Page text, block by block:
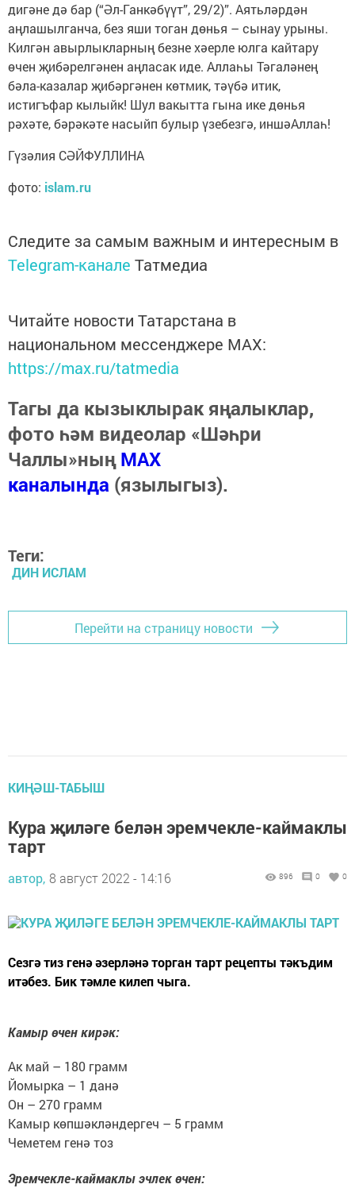
дигәне дә бар (“Әл-Ганкәбүүт”, 29/2)”. Аятьләрдән
аңлашылганча, без яши тоган дөнья – сынау урыны.
Килгән авырлыкларның безне хәерле юлга кайтару
өчен җибәрелгәнен аңласак иде. Аллаһы Тәгаләнең
бәла-казалар җибәргәнен көтмик, тәүбә итик,
истигъфар кылыйк! Шул вакытта гына ике дөнья
рәхәте, бәрәкәте насыйп булыр үзебезгә, иншәАллаһ!
Гүзәлия СӘЙФУЛЛИНА
фото: islam.ru
Следите за самым важным и интересным в
Telegram-канале Татмедиа
Читайте новости Татарстана в
национальном мессенджере MАХ:
https://max.ru/tatmedia
Тагы да кызыклырак яңалыклар,
фото һәм видеолар «Шәһри
Чаллы»ныңMAX
каналында (язылыгыз).
Теги:
ДИН ИСЛАМ
Перейти на страницу новости
КИҢӘШ-ТАБЫШ
Кура җиләге белән эремчекле-каймаклы
тарт
автор, 8 август 2022 - 14:16 896 0 0
Сезгә тиз генә әзерләнә торган тарт рецепты тәкъдим
итәбез. Бик тәмле килеп чыга.
Камыр өчен кирәк:
Ак май – 180 грамм
Йомырка – 1 данә
Он – 270 грамм
Камыр көпшәкләндергеч – 5 грамм
Чеметем генә тоз
Эремчекле-каймаклы эчлек өчен: